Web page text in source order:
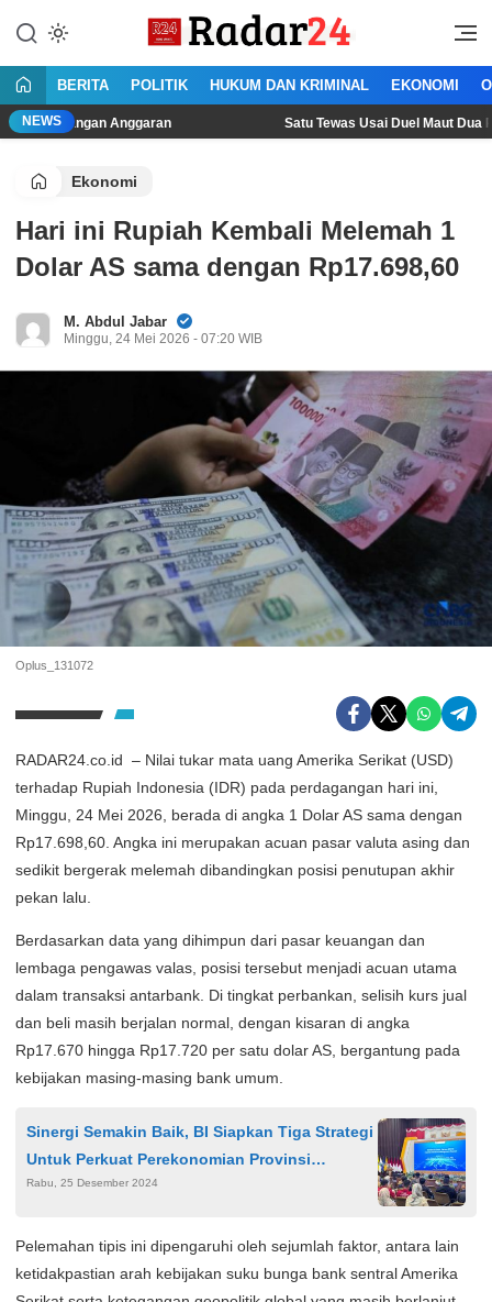
konten
Radar24.co.id
Jujur Lantang Bersuara
BERITA POLITIK HUKUM DAN KRIMINAL EKONOMI
NEWS
Anggaran Satu Tewas Usai Duel Maut Dua Pria di
Ekonomi
Hari ini Rupiah Kembali Melemah 1
Dolar AS sama dengan Rp17.698,60
M. Abdul Jabar
Minggu, 24 Mei 2026 - 07:20 WIB
Oplus_131072
RADAR24.co.id – Nilai tukar mata uang Amerika Serikat (USD)
terhadap Rupiah Indonesia (IDR) pada perdagangan hari ini,
Minggu, 24 Mei 2026, berada di angka 1 Dolar AS sama dengan
Rp17.698,60. Angka ini merupakan acuan pasar valuta asing dan
sedikit bergerak melemah dibandingkan posisi penutupan akhir
pekan lalu.
Berdasarkan data yang dihimpun dari pasar keuangan dan
lembaga pengawas valas, posisi tersebut menjadi acuan utama
dalam transaksi antarbank. Di tingkat perbankan, selisih kurs jual
dan beli masih berjalan normal, dengan kisaran di angka
Rp17.670 hingga Rp17.720 per satu dolar AS, bergantung pada
kebijakan masing-masing bank umum.
Sinergi Semakin Baik, BI Siapkan Tiga Strategi
Untuk Perkuat Perekonomian Provinsi
Lampung
Rabu, 25 Desember 2024
Pelemahan tipis ini dipengaruhi oleh sejumlah faktor, antara lain
ketidakpastian arah kebijakan suku bunga bank sentral Amerika